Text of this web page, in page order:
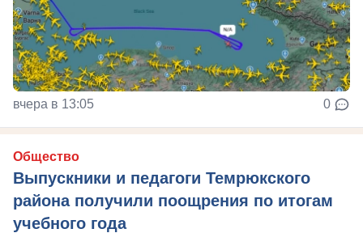
вчера в 13:05 0
Общество
Выпускники и педагоги Темрюкского
района получили поощрения по итогам
учебного года